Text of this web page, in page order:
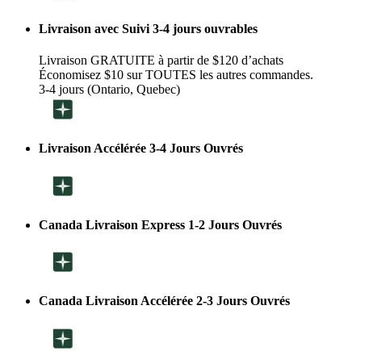
Livraison avec Suivi 3-4 jours ouvrables
Livraison GRATUITE à partir de $120 d’achats
Économisez $10 sur TOUTES les autres commandes.
3-4 jours (Ontario, Quebec)
Livraison Accélérée 3-4 Jours Ouvrés
Canada Livraison Express 1-2 Jours Ouvrés
Canada Livraison Accélérée 2-3 Jours Ouvrés